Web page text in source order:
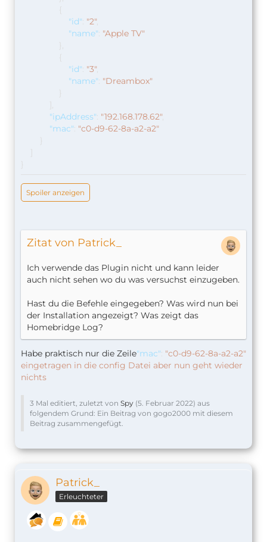
{
"id": "2",
"name": "Apple TV"
},
{
"id": "3",
"name": "Dreambox"
}
],
"ipAddress": "192.168.178.62",
"mac": "c0-d9-62-8a-a2-a2"
}
}
Spoiler anzeigen
Zitat von Patrick_
Ich verwende das Plugin nicht und kann leider
auch nicht sehen wo du was versuchst einzugeben.
Hast du die Befehle eingegeben? Was wird nun bei
der Installation angezeigt? Was zeigt das
Homebridge Log?
Habe praktisch nur die Zeile"mac": "c0-d9-62-8a-a2-a2"
eingetragen in die config Datei aber nun geht wieder
nichts
3 Mal editiert, zuletzt von Spy (5. Februar 2022) aus
folgendem Grund: Ein Beitrag von gogo2000 mit diesem
Beitrag zusammengefügt.
Patrick_
Erleuchteter